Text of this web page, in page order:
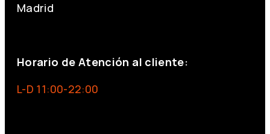
Madrid
Horario de Atención al cliente:
L-D 11:00-22:00